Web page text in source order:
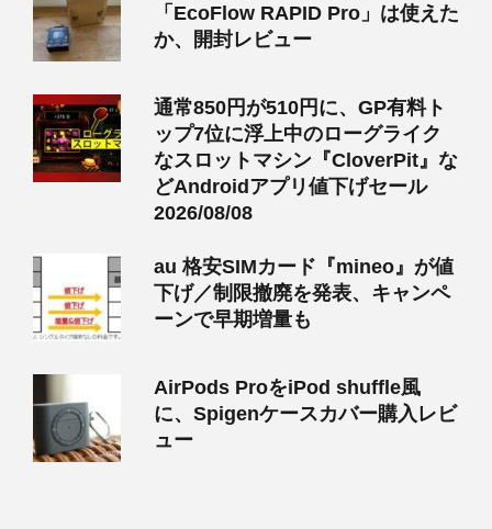
「EcoFlow RAPID Pro」は使えた
か、開封レビュー
通常850円が510円に、GP有料ト
ップ7位に浮上中のローグライク
なスロットマシン『CloverPit』な
どAndroidアプリ値下げセール
2026/08/08
au 格安SIMカード『mineo』が値
下げ／制限撤廃を発表、キャンペ
ーンで早期増量も
AirPods ProをiPod shuffle風
に、Spigenケースカバー購入レビ
ュー